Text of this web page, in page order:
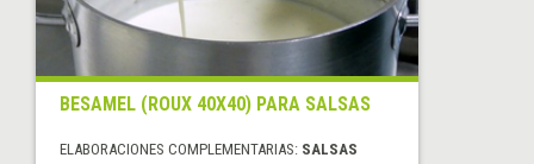
BESAMEL (ROUX 40X40) PARA SALSAS
ELABORACIONES COMPLEMENTARIAS: SALSAS